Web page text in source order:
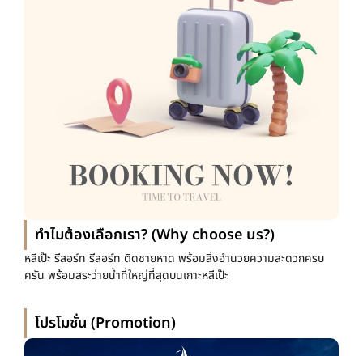
ทำไมต้องเลือกเรา? (Why choose us?)
หลีเป๊ะ รีสอร์ท รีสอร์ท ติดชายหาด พร้อมสิ่งอำนวยความสะดวกครบ
ครัน พร้อมสระว่ายน้ำที่ใหญ่ที่สุดบนเกาะหลีเป๊ะ
โปรโมชั่น (Promotion)